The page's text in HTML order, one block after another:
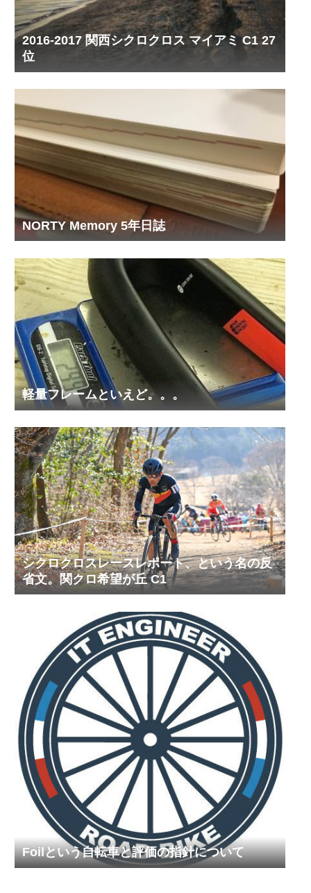
2016-2017 関西シクロクロス マイアミ C1 27
位
NORTY Memory 5年日誌
軽量フレームといえど。。。
シクロクロスレースレポート、という名の反
省文。関クロ希望が丘 C1
Foilという自転車と評価の指針について